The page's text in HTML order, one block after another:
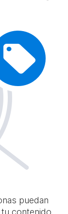
puedan
contenido